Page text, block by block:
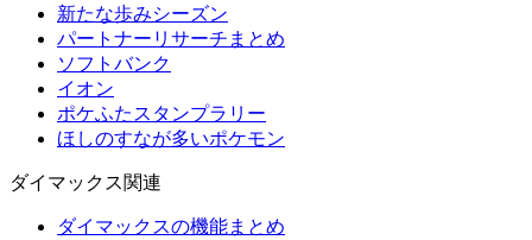
新たな歩みシーズン
パートナーリサーチまとめ
ソフトバンク
イオン
ポケふたスタンプラリー
ほしのすなが多いポケモン
ダイマックス関連
ダイマックスの機能まとめ